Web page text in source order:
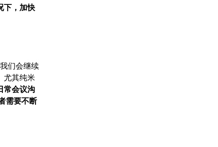
下，加快
们会继续
尤其纯米
常会议沟
需要不断